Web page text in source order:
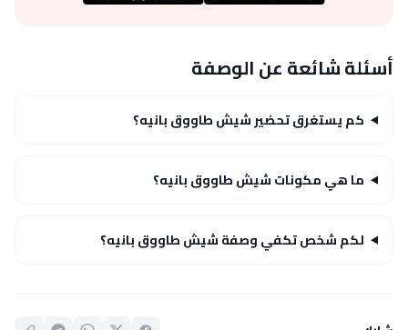
أسئلة شائعة عن الوصفة
كم يستغرق تحضير شيش طاووق بانيه؟
ما هي مكونات شيش طاووق بانيه؟
لكم شخص تكفي وصفة شيش طاووق بانيه؟